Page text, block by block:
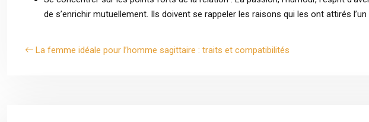
de s’enrichir mutuellement. Ils doivent se rappeler les raisons qui les ont attirés
La femme idéale pour l’homme sagittaire : traits et compatibilités